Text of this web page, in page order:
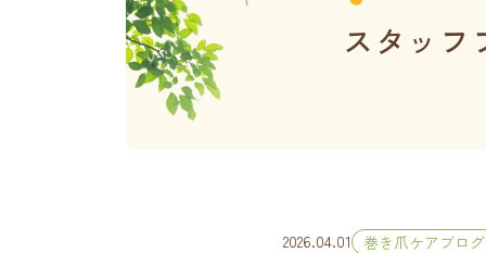
スタッフ
2026.04.01 巻き爪ケアブログ